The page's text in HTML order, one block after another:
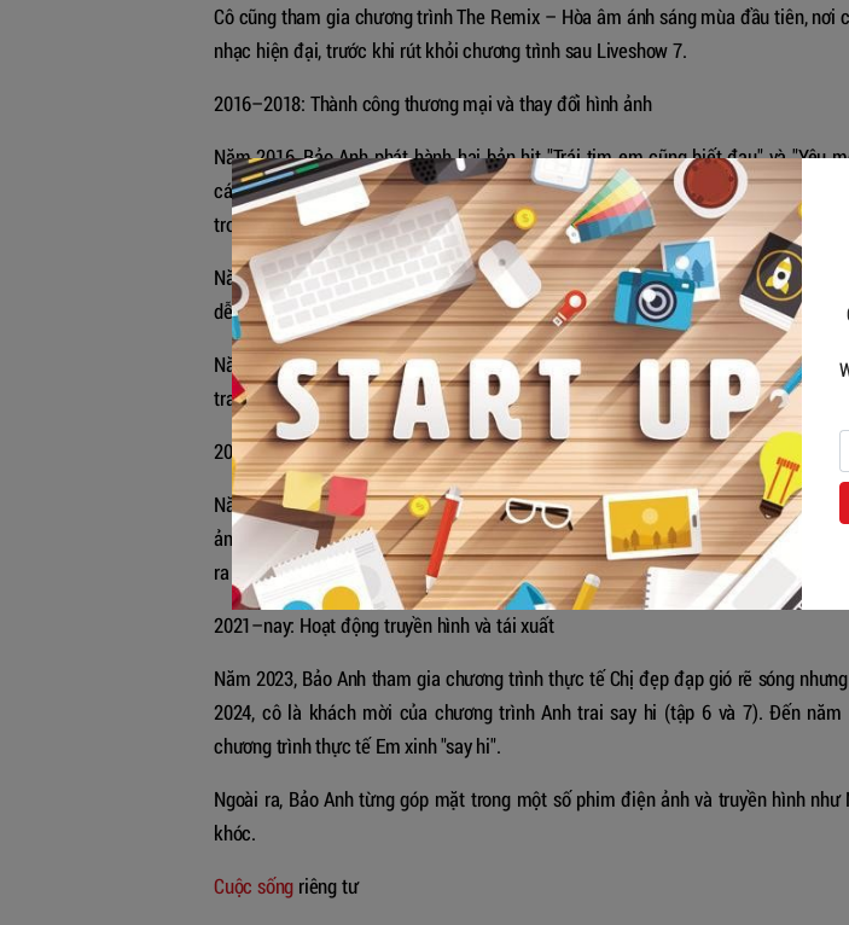
Cô cũng tham gia chương trình The Remix – Hòa âm ánh sáng mùa đầu tiên, nơi
nhạc hiện đại, trước khi rút khỏi chương trình sau Liveshow 7.
2016–2018: Thành công thương mại và thay đổi hình ảnh
Năm 2016, Bảo Anh phát hành hai bản hit "Trái tim em cũng biết đau" và "Yêu
cách pop ballad. Cô được công chúng ưu ái gọi là "nữ hoàng nước mắt" nhờ vào
trong tình yêu và khả năng truyền tải cảm xúc trong âm nhạc.
Năm 2017, cô ra mắt MV "In The Night" mang phong cách quyến rũ, hiện đại.
dễ dàng" (sáng tác Mr. Siro) tiếp tục khẳng định vị thế của cô trong dòng nhạc
Năm 2018, cô phát hành "Ai khóc nỗi đau này" (Đức Trí) và "Như lời đồn" (Khắc
tranh cãi vì tiêu đề dễ gây hiểu lầm, song vẫn đạt lượt nghe cao.
2019–2020: Đa dạng thể loại và hình ảnh
Năm 2019, Bảo Anh phát hành MV "Ai cần ai" (sáng tác Hứa Kim Tuyền), được
ảnh. Đây là sản phẩm đánh dấu sự đầu tư bài bản và nâng tầm hình ảnhnghệ sĩ
ra mắt MV "Lười yêu", mang màu sắc tươi trẻ và năng động.
2021–nay: Hoạt động truyền hình và tái xuất
Năm 2023, Bảo Anh tham gia chương trình thực tế Chị đẹp đạp gió rẽ sóng
2024, cô là khách mời của chương trình Anh trai say hi (tập 6 và 7). Đến
chương trình thực tế Em xinh "say hi".
Ngoài ra, Bảo Anh từng góp mặt trong một số phim điện ảnh và truyền hình
khóc.
Cuộc sống riêng tư